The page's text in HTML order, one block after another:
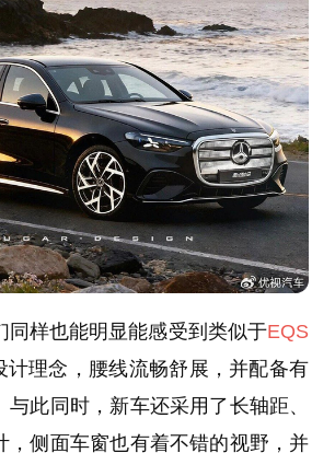
同样也能明显能感受到类似于EQS
计理念，腰线流畅舒展，并配备有
与此同时，新车还采用了长轴距、
，侧面车窗也有着不错的视野，并